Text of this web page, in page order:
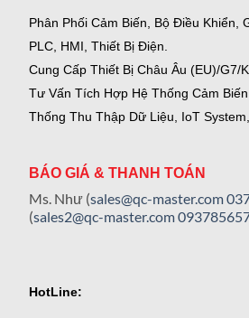
Phân Phối Cảm Biến, Bộ Điều Khiển,
PLC, HMI, Thiết Bị Điện.
Cung Cấp Thiết Bị Châu Âu (EU)/G7/
Tư Vấn Tích Hợp Hệ Thống Cảm
Thống Thu Thập Dữ Liệu, IoT
BÁO GIÁ & THANH TOÁN
Ms. Như (sales@qc-master.com
(sales2@qc-master.com
HotLine: